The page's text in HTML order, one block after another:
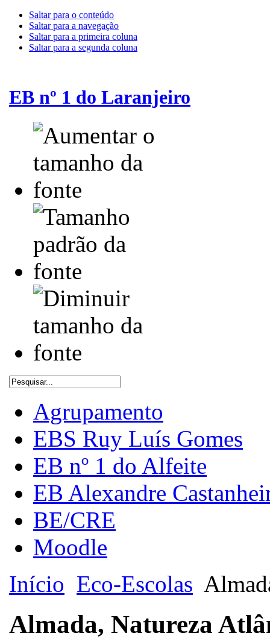
Saltar para o conteúdo
Saltar para a navegação
Saltar para a primeira coluna
Saltar para a segunda coluna
EB nº 1 do Laranjeiro
Agrupamento
EBS Ruy Luís Gomes
EB nº 1 do Alfeite
EB Alexandre
BE/CRE
Moodle
Início Eco-Escolas
Almada, Natureza